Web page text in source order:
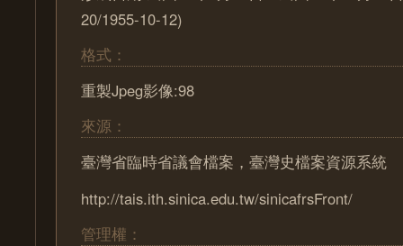
20/1955-10-12)
格式：
重製Jpeg影像:98
來源：
臺灣省臨時省議會檔案，臺灣史檔案資源系統
http://tais.ith.sinica.edu.tw/sinicafrsFront/
管理權：